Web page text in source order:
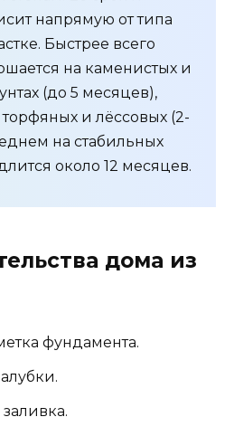
напрямую от типа
Быстрее всего
на каменистых и
(до 5 месяцев),
и лёссовых (2-
на стабильных
около 12 месяцев.
дома из
фундамента.